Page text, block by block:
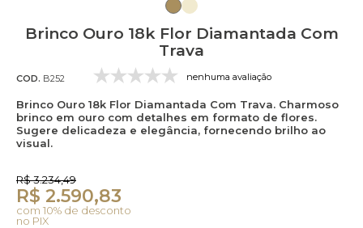
Brinco Ouro 18k Flor Diamantada Com
Trava
COD. B252 nenhuma avaliação
Brinco Ouro 18k Flor Diamantada Com Trava. Charmoso
brinco em ouro com detalhes em formato de flores.
Sugere delicadeza e elegância, fornecendo brilho ao
visual.
R$ 3.234,49
R$ 2.590,83
com 10% de desconto
no PIX